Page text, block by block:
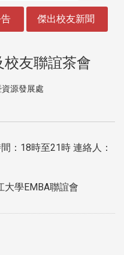
傑出校友新聞
友聯誼茶會
源發展處
：18時至21時 連絡人：
學EMBA聯誼會